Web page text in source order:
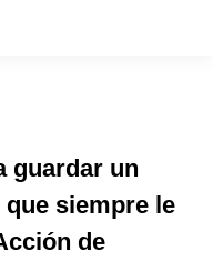
guardar un
siempre le
de